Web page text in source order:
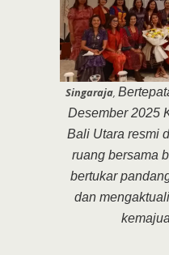
Singaraja,
Desember 2025
Bali Utara resmi
ruang bersama
bertukar
dan